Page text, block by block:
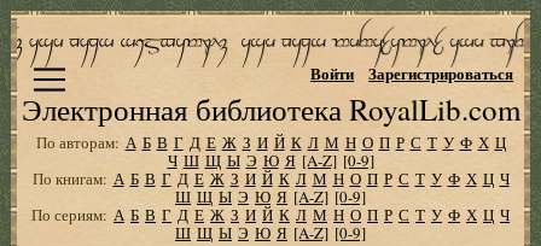
Электронная библиотека RoyalLib.com
Войти Зарегистрироваться
По авторам: А Б В Г Д Е Ж З И Й К Л М Н О П Р С Т У Ф Х Ц
Ч Ш Щ Ы Э Ю Я [A-Z] [0-9]
По книгам: А Б В Г Д Е Ж З И Й К Л М Н О П Р С Т У Ф Х Ц Ч
Ш Щ Ы Э Ю Я [A-Z] [0-9]
По сериям: А Б В Г Д Е Ж З И Й К Л М Н О П Р С Т У Ф Х Ц Ч
Ш Щ Ы Э Ю Я [A-Z] [0-9]